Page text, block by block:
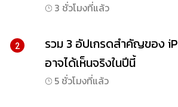
3 ชั่วโมงที่แล้ว
2
รวม 3 อัปเกรดสำคัญของ
อาจได้เห็นจริงในปีนี้
5 ชั่วโมงที่แล้ว